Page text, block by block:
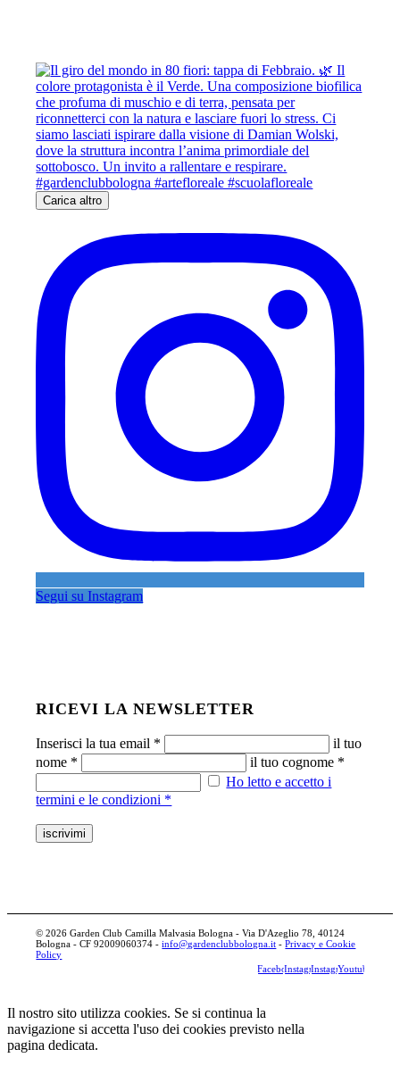
Carica altro
Segui su Instagram
RICEVI LA NEWSLETTER
Inserisci la tua email *
il tuo
nome *
il tuo cognome *
Ho letto e accetto i
termini e le condizioni *
© 2026 Garden Club Camilla Malvasia Bologna - Via D'Azeglio 78, 40124
Bologna - CF 92009060374 -info@gardenclubbologna.it -Privacy e Cookie
Policy
FacebookInstagramInstagramYoutube
Il nostro sito utilizza cookies. Se si continua la
navigazione si accetta l'uso dei cookies previsto nella
pagina dedicata.